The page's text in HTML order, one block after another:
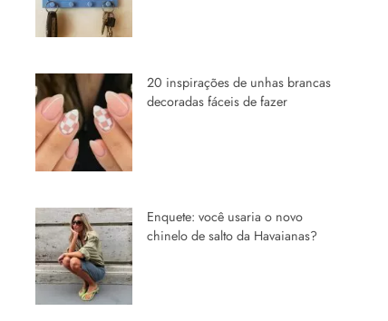
20 inspirações de unhas brancas
decoradas fáceis de fazer
Enquete: você usaria o novo
chinelo de salto da Havaianas?